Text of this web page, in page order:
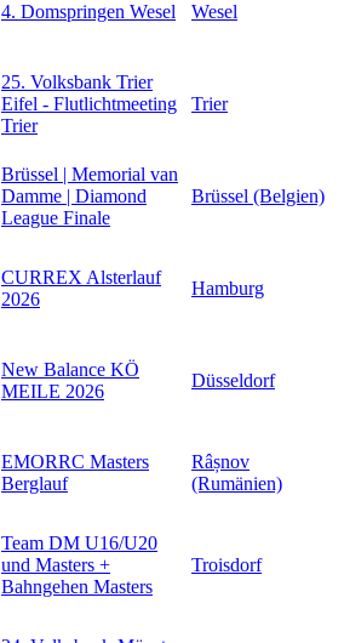
4. Domspringen Wesel Wesel
25. Volksbank Trier
Eifel - Flutlichtmeeting
Trier
Trier
Brüssel | Memorial van
Damme | Diamond
League Finale
Brüssel (Belgien)
CURREX Alsterlauf
2026
Hamburg
New Balance KÖ
MEILE 2026
Düsseldorf
EMORRC Masters
Berglauf
Râșnov
(Rumänien)
Team DM U16/U20
und Masters +
Bahngehen Masters
Troisdorf